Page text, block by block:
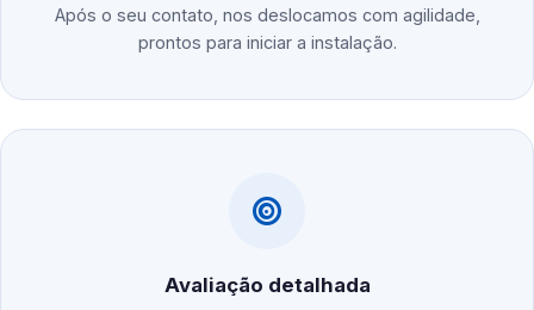
Após o seu contato, nos deslocamos com agilidade,
prontos para iniciar a instalação.
Avaliação detalhada